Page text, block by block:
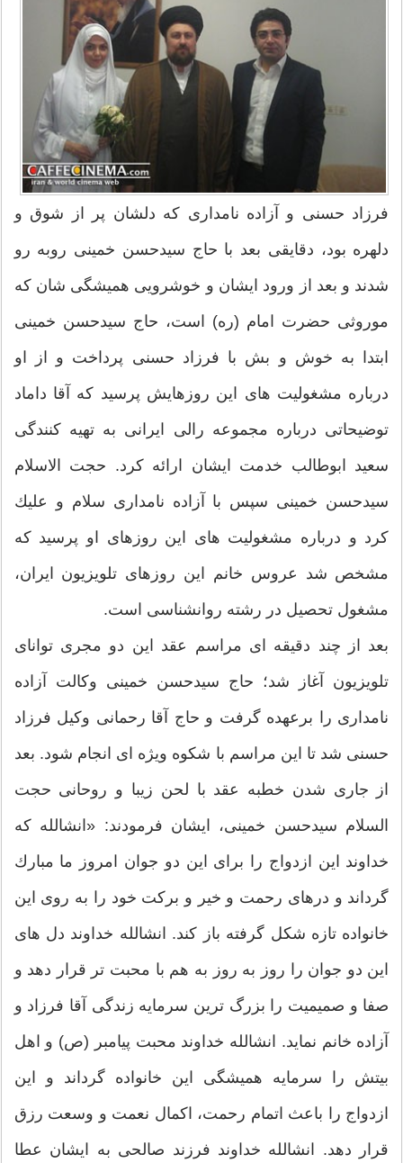
فرزاد حسنی و آزاده نامداری كه دلشان پر از شوق و
دلهره بود، دقایقی بعد با حاج سیدحسن خمینی روبه رو
شدند و بعد از ورود ایشان و خوشرویی همیشگی شان كه
موروثی حضرت امام (ره) است، حاج سیدحسن خمینی
ابتدا به خوش و بش با فرزاد حسنی پرداخت و از او
درباره مشغولیت های این روزهایش پرسید كه آقا داماد
توضیحاتی درباره مجموعه رالی ایرانی به تهیه كنندگی
سعید ابوطالب خدمت ایشان ارائه كرد. حجت الاسلام
سیدحسن خمینی سپس با آزاده نامداری سلام و علیك
كرد و درباره مشغولیت های این روزهای او پرسید كه
مشخص شد عروس خانم این روزهای تلویزیون ایران،
مشغول تحصیل در رشته روانشناسی است.
بعد از چند دقیقه ای مراسم عقد این دو مجری توانای
تلویزیون آغاز شد؛‌ حاج سیدحسن خمینی وكالت آزاده
نامداری را برعهده گرفت و حاج آقا رحمانی وكیل فرزاد
حسنی شد تا این مراسم با شكوه ویژه ای انجام شود. بعد
از جاری شدن خطبه عقد با لحن زیبا و روحانی حجت
السلام سیدحسن خمینی، ایشان فرمودند: «انشالله كه
خداوند این ازدواج را برای این دو جوان امروز ما مبارك
گرداند و درهای رحمت و خیر و بركت خود را به روی این
خانواده تازه شكل گرفته باز كند. انشالله خداوند دل های
این دو جوان را روز به روز به هم با محبت تر قرار دهد و
صفا و صمیمیت را بزرگ ترین سرمایه زندگی آقا فرزاد و
آزاده خانم نماید. انشالله خداوند محبت پیامبر (ص) و اهل
بیتش را سرمایه همیشگی این خانواده گرداند و این
ازدواج را باعث اتمام رحمت، اكمال نعمت و وسعت رزق
قرار دهد. انشالله خداوند فرزند صالحی به ایشان عطا